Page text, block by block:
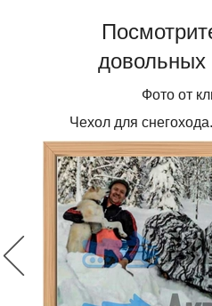
довольных
Фото от
Чехол для